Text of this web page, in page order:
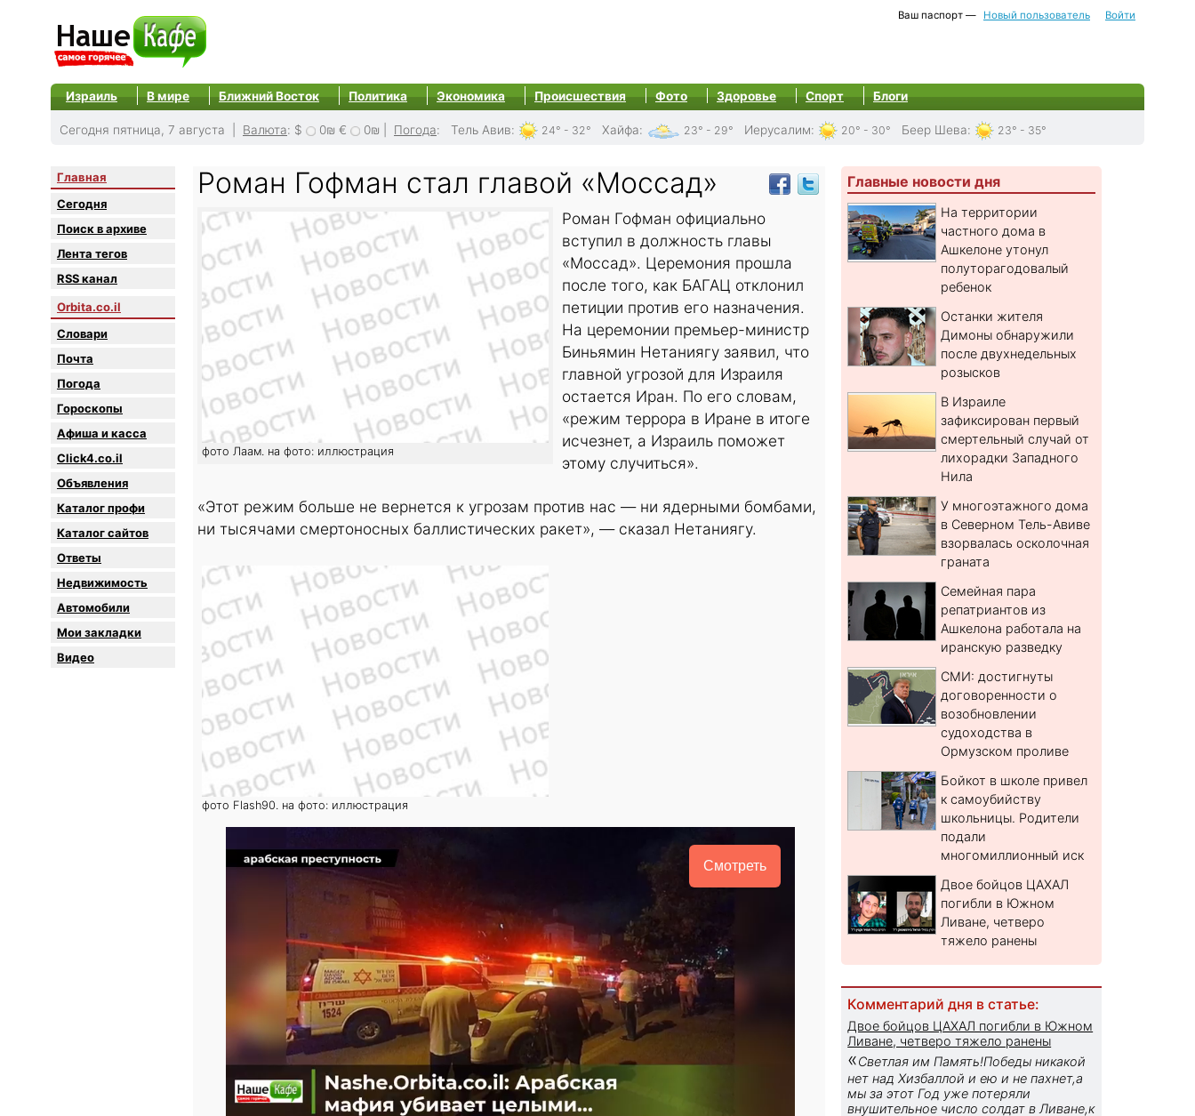
Ваш паспорт — Новый пользователь Войти
Израиль В мире Ближний Восток Политика Экономика Происшествия Фото Здоровье Спорт Блоги
Сегодня пятница, 7 августа | Валюта: $ 0₪ € 0₪ Погода: Тель Авив: 24° - 32° Хайфа: 23° - 29° Иерусалим: 20° - 30° Беер Шева: 23° - 35°
Главная
Сегодня
Поиск в архиве
Лента тегов
RSS канал
Orbita.co.il
Словари
Почта
Погода
Гороскопы
Афиша и касса
Click4.co.il
Объявления
Каталог профи
Каталог сайтов
Oтветы
Недвижимость
Автомобили
Мои закладки
Видео
Роман Гофман стал главой «Моссад»
фото Лаам. на фото: иллюстрация
Роман Гофман официально
вступил в должность главы
«Моссад». Церемония прошла
после того, как БАГАЦ отклонил
петиции против его назначения.
На церемонии премьер-министр
Биньямин Нетаниягу заявил, что
главной угрозой для Израиля
остается Иран. По его словам,
«режим террора в Иране в итоге
исчезнет, а Израиль поможет
этому случиться».
«Этот режим больше не вернется к угрозам против нас — ни ядерными бомбами,
ни тысячами смертоносных баллистических ракет», — сказал Нетаниягу.
фото Flash90. на фото: иллюстрация
Смотреть
Главные новости дня
На территории
частного дома в
Ашкелоне утонул
полуторагодовалый
ребенок
Останки жителя
Димоны обнаружили
после двухнедельных
розысков
В Израиле
зафиксирован первый
смертельный случай от
лихорадки Западного
Нила
У многоэтажного дома
в Северном Тель-Авиве
взорвалась осколочная
граната
Семейная пара
репатриантов из
Ашкелона работала на
иранскую разведку
СМИ: достигнуты
договоренности о
возобновлении
судоходства в
Ормузском проливе
Бойкот в школе привел
к самоубийству
школьницы. Родители
подали
многомиллионный иск
Двое бойцов ЦАХАЛ
погибли в Южном
Ливане, четверо
тяжело ранены
Комментарий дня в статье:
Двое бойцов ЦАХАЛ погибли в Южном
Ливане, четверо тяжело ранены
«Светлая им Память!Победы никакой
нет над Хизбаллой и ею и не пахнет,а
мы за этот Год уже потеряли
внушительное число солдат в Ливане,к